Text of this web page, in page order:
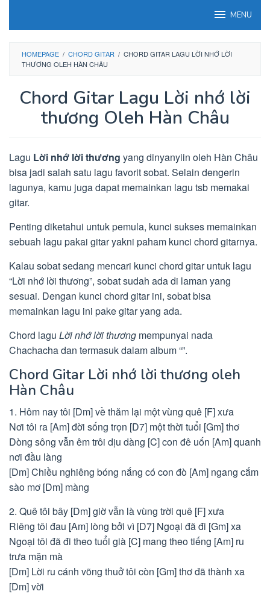
MENU
HOMEPAGE / CHORD GITAR / CHORD GITAR LAGU LỜI NHỚ LỜI
THƯƠNG OLEH HÀN CHÂU
Chord Gitar Lagu Lời nhớ lời
thương Oleh Hàn Châu
Lagu Lời nhớ lời thương yang dinyanyiin oleh Hàn Châu
bisa jadi salah satu lagu favorit sobat. Selain dengerin
lagunya, kamu juga dapat memainkan lagu tsb memakai
gitar.
Penting diketahui untuk pemula, kunci sukses memainkan
sebuah lagu pakai gitar yakni paham kunci chord gitarnya.
Kalau sobat sedang mencari kunci chord gitar untuk lagu
“Lời nhớ lời thương”, sobat sudah ada di laman yang
sesuai. Dengan kunci chord gitar ini, sobat bisa
memainkan lagu ini pake gitar yang ada.
Chord lagu Lời nhớ lời thương mempunyai nada
Chachacha dan termasuk dalam album “”.
Chord Gitar Lời nhớ lời thương oleh
Hàn Châu
1. Hôm nay tôi [Dm] về thăm lại một vùng quê [F] xưa
Nơi tôi ra [Am] đời sống trọn [D7] một thời tuổi [Gm] thơ
Dòng sông vẫn êm trôi dịu dàng [C] con đê uốn [Am] quanh
nơi đầu làng
[Dm] Chiều nghiêng bóng nắng có con đò [Am] ngang cắm
sào mơ [Dm] màng
2. Quê tôi bây [Dm] giờ vẫn là vùng trời quê [F] xưa
Riêng tôi đau [Am] lòng bởi vì [D7] Ngoại đã đi [Gm] xa
Ngoại tôi đã đi theo tuổi già [C] mang theo tiếng [Am] ru
trưa mặn mà
[Dm] Lời ru cánh võng thuở tôi còn [Gm] thơ đã thành xa
[Dm] vời